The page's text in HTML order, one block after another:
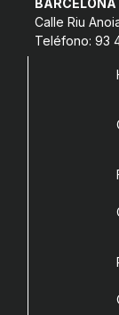
Calle Riu
Teléfono: 93